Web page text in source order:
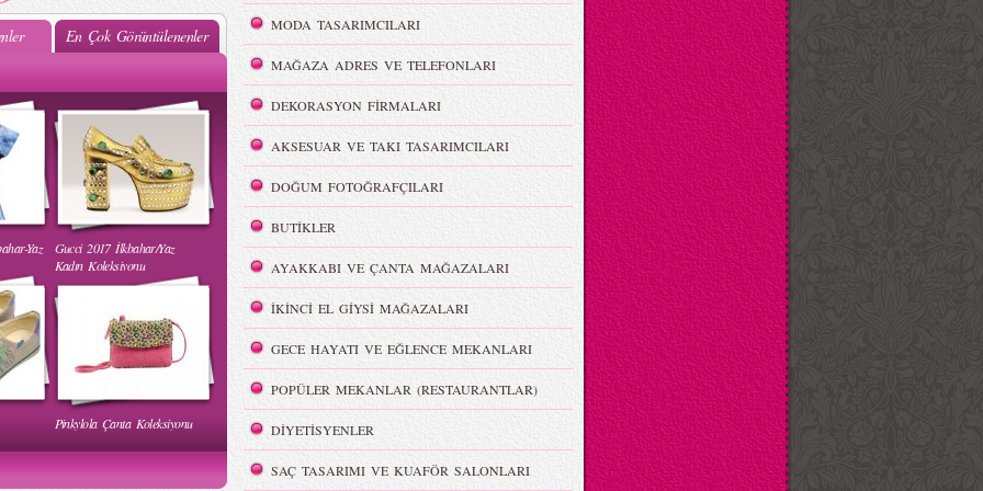
2015 Defilesi
Burçe Bekrek - MBFWI Yaz
2015 Defilesi
Hakan Akkaya - MBFWI Yaz
En Çok Görüntülenenler
Yaz
Gucci 2017 İlkbahar/Yaz
Kadın Koleksiyonu
Pinkylola Çanta Koleksiyonu
MODA TASARIMCILARI
MAĞAZA ADRES VE TELEFONLARI
DEKORASYON FİRMALARI
AKSESUAR VE TAKI TASARIMCILARI
DOĞUM FOTOĞRAFÇILARI
BUTİKLER
AYAKKABI VE ÇANTA MAĞAZALARI
İKİNCİ EL GİYSİ MAĞAZALARI
GECE HAYATI VE EĞLENCE MEKANLARI
POPÜLER MEKANLAR (RESTAURANTLAR)
DİYETİSYENLER
SAÇ TASARIMI VE KUAFÖR SALONLARI